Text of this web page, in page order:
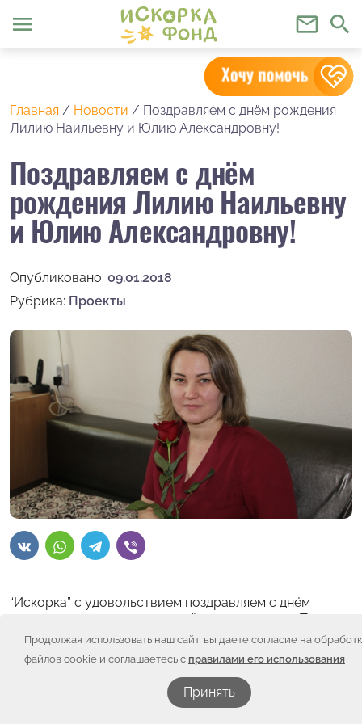
Продолжая использовать наш сайт, вы даете согласие на
файлов cookie и соглашаетесь с правилами его использования
Принять
menu mail_outline search
Главная / Новости / Поздравляем с днём рождения
Лилию Наильевну и Юлию Александровну!
Поздравляем с днём
рождения Лилию Наильевну
и Юлию Александровну!
Опубликовано: 09.01.2018
Рубрика: Проекты
“Искорка” с удовольствием поздравляем с днём
рождения медицинских сестёр реанимации – Тагиеву
Лилию Наильевну и Даренских Юлию Александровну!
Дни рождения наших любимых именинниц пришлись
как раз на предновогодние дни и, конечно, они
получили подарки ещё и от Деда Мороза!
А мы желаем крепкого здоровья Лилии Наильевне и